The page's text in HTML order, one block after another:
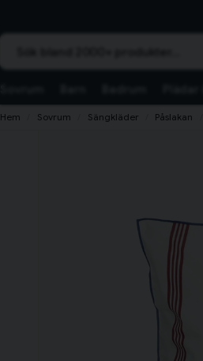
Hem Sovrum Sängkläder Påslakan